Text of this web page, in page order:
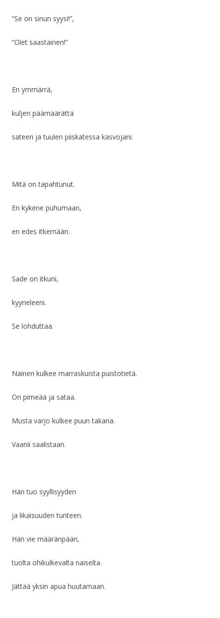
”Se on sinun syysi!”,
”Olet saastainen!”
En ymmärrä,
kuljen päämäärättä
sateen ja tuulen piiskatessa kasvojani.
Mitä on tapahtunut.
En kykene puhumaan,
en edes itkemään.
Sade on itkuni,
kyyneleeni.
Se lohduttaa.
Nainen kulkee marraskuista puistotietä.
On pimeää ja sataa.
Musta varjo kulkee puun takana.
Vaanii saalistaan.
Hän tuo syyllisyyden
ja likaisuuden tunteen.
Hän vie määränpään,
tuolta ohikulkevalta naiselta.
Jättää yksin apua huutamaan.